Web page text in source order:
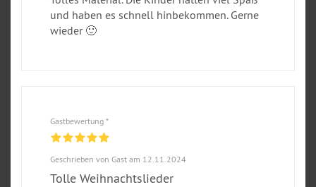
und haben es schnell hinbekommen. Gerne
wieder 🙂
Gastbewertung *
Geschrieben von Gast am 12.11.2024
Tolle Weihnachtslieder